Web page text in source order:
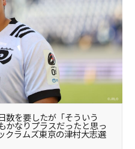
数を要したが「そういう
かなりプラスだったと思っ
クラムズ東京の津村大志選